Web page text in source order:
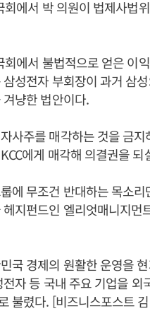
에서 박 의원이 법제사법
에서 불법적으로 얻은 이
성전자 부회장이 과거 삼
냥한 법안이다.
사주를 매각하는 것을 금
에게 매각해 의결권을
에 무조건 반대하는 목소
지펀드인 엘리엇매니지
국 경제의 원활한 운영을
자 등 국내 주요 기업을
불렸다. [비즈니스포스트